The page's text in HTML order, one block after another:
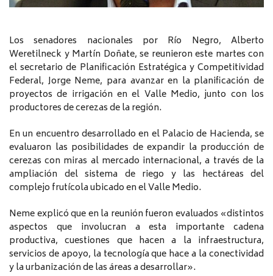
Los senadores nacionales por Río Negro, Alberto
Weretilneck y Martín Doñate, se reunieron este martes con
el secretario de Planificación Estratégica y Competitividad
Federal, Jorge Neme, para avanzar en la planificación de
proyectos de irrigación en el Valle Medio, junto con los
productores de cerezas de la región.
En un encuentro desarrollado en el Palacio de Hacienda, se
evaluaron las posibilidades de expandir la producción de
cerezas con miras al mercado internacional, a través de la
ampliación del sistema de riego y las hectáreas del
complejo frutícola ubicado en el Valle Medio.
Neme explicó que en la reunión fueron evaluados «distintos
aspectos que involucran a esta importante cadena
productiva, cuestiones que hacen a la infraestructura,
servicios de apoyo, la tecnología que hace a la conectividad
y la urbanización de las áreas a desarrollar».